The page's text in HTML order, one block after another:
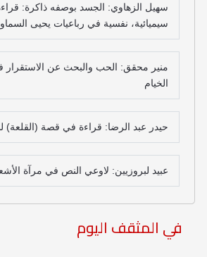
سهيل الزهاوي: الجسد بوصفه ذاكرة: قراءة
سيميائية، نفسية في رباعيات يحيى
منير محقق: الحب والبحث عن
الخيام
حيدر عبد الرضا: قراءة في قصة (القلعة)
عبيد لبروزيين: لاوعي النص في مرآة
في المثقف اليوم